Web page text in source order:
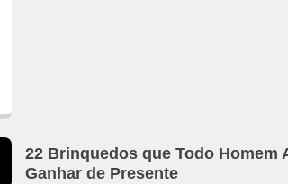
22 Brinquedos que Todo Homem
Ganhar de Presente